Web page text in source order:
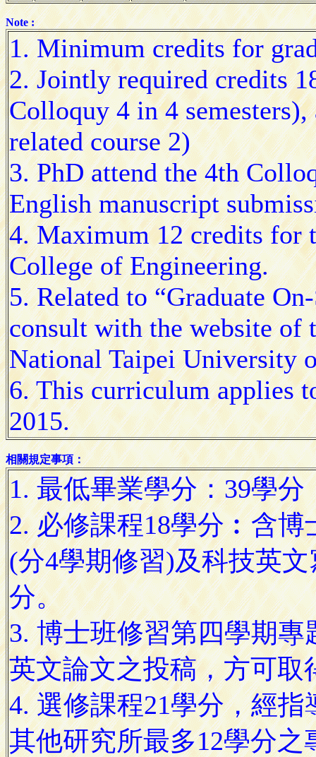
Note :
1. Minimum credits for
2. Jointly required credits
Colloquy 4 in 4
related course 2)
3. PhD attend the 4th
English manuscript
4. Maximum 12 credits for
College of Engineering.
5. Related to “Graduate
consult with the website
National Taipei University
6. This curriculum applies
2015.
相關規定事項：
1. 最低畢業學分：39學分
2. 必修課程18學分︰含
(分4學期修習)及科技英
分。
3. 博士班修習第四學期
英文論文之投稿，方可取
4. 選修課程21學分，經
其他研究所最多12學分之